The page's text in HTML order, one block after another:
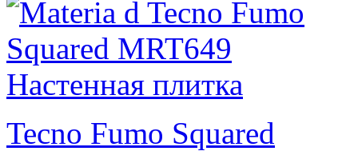
Tecno Fumo Squared